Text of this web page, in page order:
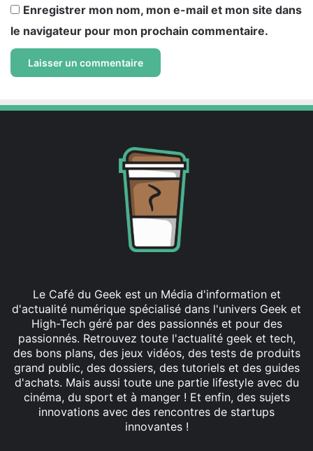
Enregistrer mon nom, mon e-mail et mon site dans
le navigateur pour mon prochain commentaire.
Le Café du Geek est un Média d'information et
d'actualité numérique spécialisé dans l'univers Geek et
High-Tech géré par des passionnés et pour des
passionnés. Retrouvez toute l'actualité geek et tech,
des bons plans, des jeux vidéos, des tests de produits
grand public, des dossiers, des tutoriels et des guides
d'achats. Mais aussi toute une partie lifestyle avec du
cinéma, du sport et à manger ! Et enfin, des sujets
innovations avec des rencontres de startups
innovantes !